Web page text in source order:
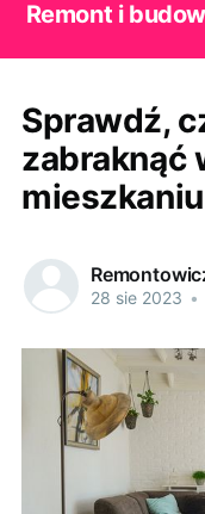
Remont i
Sprawdź,
zabraknąć
mieszkaniu
28 sie 2023 •